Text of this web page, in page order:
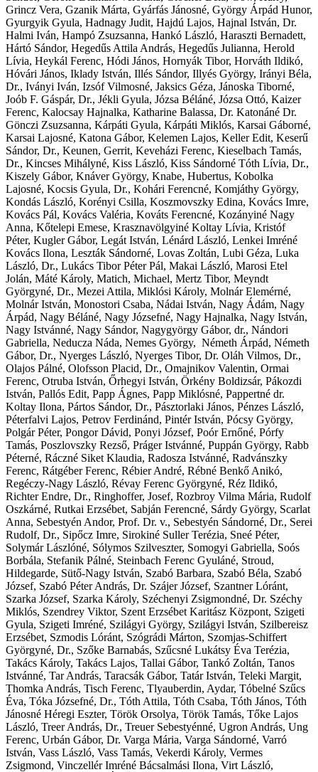
Grincz Vera, Gzanik Márta, Gyárfás Jánosné, György Árpád Hunor,
Gyurgyik Gyula, Hadnagy Judit, Hajdú Lajos, Hajnal István, Dr.
Halmi Iván, Hampó Zsuzsanna, Hankó László, Haraszti Bernadett,
Hártó Sándor, Hegedűs Attila András, Hegedűs Julianna, Herold
Lívia, Heykál Ferenc, Hódi János, Hornyák Tibor, Horváth Ildikó,
Hóvári János, Iklady István, Illés Sándor, Illyés György, Irányi Béla,
Dr., Iványi Iván, Izsóf Vilmosné, Jaksics Géza, Jánoska Tiborné,
Joób F. Gáspár, Dr., Jékli Gyula, Józsa Béláné, Józsa Ottó, Kaizer
Ferenc, Kalocsay Hajnalka, Katharine Balassa, Dr. Katonáné Dr.
Gönczi Zsuzsanna, Kárpáti Gyula, Kárpáti Miklós, Karsai Gáborné,
Karsai Lajosné, Katona Gábor, Kelemen Lajos, Keller Edit, Keserű
Sándor, Dr., Keunen, Gerrit, Keveházi Ferenc, Kieselbach Tamás,
Dr., Kincses Mihályné, Kiss László, Kiss Sándorné Tóth Lívia, Dr.,
Kiszely Gábor, Knáver György, Knabe, Hubertus, Kobolka
Lajosné, Kocsis Gyula, Dr., Kohári Ferencné, Komjáthy György,
Kondás László, Korényi Csilla, Koszmovszky Edina, Kovács Imre,
Kovács Pál, Kovács Valéria, Kováts Ferencné, Kozányiné Nagy
Anna, Kőtelepi Emese, Krasznavölgyiné Koltay Lívia, Kristóf
Péter, Kugler Gábor, Legát István, Lénárd László, Lenkei Imréné
Kovács Ilona, Leszták Sándorné, Lovas Zoltán, Lubi Géza, Luka
László, Dr., Lukács Tibor Péter Pál, Makai László, Marosi Etel
Jolán, Máté Károly, Matich, Michael, Mertz Tibor, Meyndt
Györgyné, Dr., Mezei Attila, Miklósi Károly, Molnár Elemérné,
Molnár István, Monostori Csaba, Nádai István, Nagy Ádám, Nagy
Árpád, Nagy Béláné, Nagy Józsefné, Nagy Hajnalka, Nagy István,
Nagy Istvánné, Nagy Sándor, Nagygyörgy Gábor, dr., Nándori
Gabriella, Neducza Náda, Nemes György, Németh Árpád, Németh
Gábor, Dr., Nyerges László, Nyerges Tibor, Dr. Oláh Vilmos, Dr.,
Olajos Pálné, Olofsson Placid, Dr., Omajnikov Valentin, Ormai
Ferenc, Otruba István, Őrhegyi István, Örkény Boldizsár, Pákozdi
István, Pallós Edit, Papp Ágnes, Papp Miklósné, Pappertné dr.
Koltay Ilona, Pártos Sándor, Dr., Pásztorlaki János, Pénzes László,
Péterfalvi Lajos, Petrov Ferdinánd, Pintér István, Pócsy György,
Polgár Péter, Pongor Dávid, Ponyi József, Poór Ernőné, Pórfy
Tamás, Poszlovszky Rezső, Práger Istvánné, Puppán György, Rabb
Péterné, Ráczné Siket Klaudia, Radosza Istvánné, Radvánszky
Ferenc, Rátgéber Ferenc, Rébier André, Rébné Benkő Anikó,
Regéczy-Nagy László, Révay Ferenc Györgyné, Réz Ildikó,
Richter Endre, Dr., Ringhoffer, Josef, Rozbroy Vilma Mária, Rudolf
Oszkárné, Rutkai Erzsébet, Sabján Ferencné, Sárdy György, Scarlat
Anna, Sebestyén Andor, Prof. Dr. v., Sebestyén Sándorné, Dr., Serei
Rudolf, Dr., Sipőcz Imre, Sirokiné Suller Terézia, Sneé Péter,
Solymár Lászlóné, Sólymos Szilveszter, Somogyi Gabriella, Soós
Borbála, Stefanik Pálné, Steinbach Ferenc Gyuláné, Stroud,
Hildegarde, Sütő-Nagy István, Szabó Barbara, Szabó Béla, Szabó
József, Szabó Péter András, Dr. Szájer József, Szantner Lóránt,
Szarka József, Szarka Károly, Széchenyi Zsigmondné, Dr. Széchy
Miklós, Szendrey Viktor, Szent Erzsébet Karitász Központ, Szigeti
Gyula, Szigeti Imréné, Szilágyi György, Szilágyi István, Szilbereisz
Erzsébet, Szmodis Lóránt, Szógrádi Márton, Szomjas-Schiffert
Györgyné, Dr., Szőke Barnabás, Szűcsné Lukátsy Éva Terézia,
Takács Károly, Takács Lajos, Tallai Gábor, Tankó Zoltán, Tanos
Istvánné, Tar András, Taracsák Gábor, Tatár István, Teleki Margit,
Thomka András, Tisch Ferenc, Tlyauberdin, Aydar, Tóbelné Szűcs
Éva, Tóka Józsefné, Dr., Tóth Attila, Tóth Csaba, Tóth János, Tóth
Jánosné Héregi Eszter, Török Orsolya, Török Tamás, Tőke Lajos
László, Treer András, Dr., Treuer Sebestyénné, Ugron András, Ung
Ferenc, Urbán Gábor, Dr. Varga Mária, Varga Sándorné, Varró
István, Vass László, Vass Tamás, Vekerdi Károly, Vermes
Zsigmond, Vinczellér Imréné Bácsalmási Ilona, Virt László,